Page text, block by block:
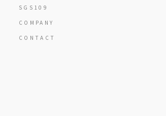
SGS109
COMPANY
CONTACT